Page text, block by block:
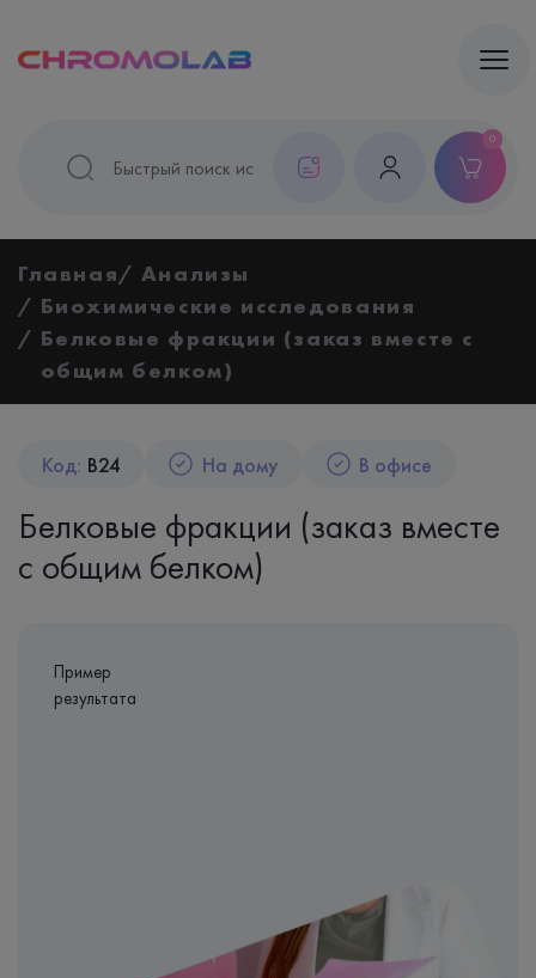
0
Главная
Анализы
Биохимические исследования
Белковые фракции (заказ вместе с
общим белком)
Код: B24 На дому В офисе
Белковые фракции (заказ вместе
с общим белком)
Пример
результата